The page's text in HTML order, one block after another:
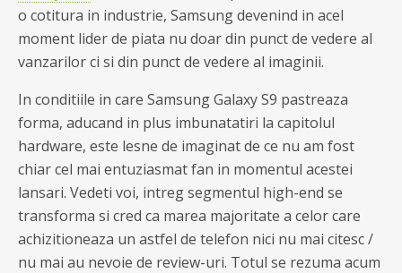
o cotitura in industrie, Samsung devenind in acel
moment lider de piata nu doar din punct de vedere al
vanzarilor ci si din punct de vedere al imaginii.
In conditiile in care Samsung Galaxy S9 pastreaza
forma, aducand in plus imbunatatiri la capitolul
hardware, este lesne de imaginat de ce nu am fost
chiar cel mai entuziasmat fan in momentul acestei
lansari. Vedeti voi, intreg segmentul high-end se
transforma si cred ca marea majoritate a celor care
achizitioneaza un astfel de telefon nici nu mai citesc /
nu mai au nevoie de review-uri. Totul se rezuma acum